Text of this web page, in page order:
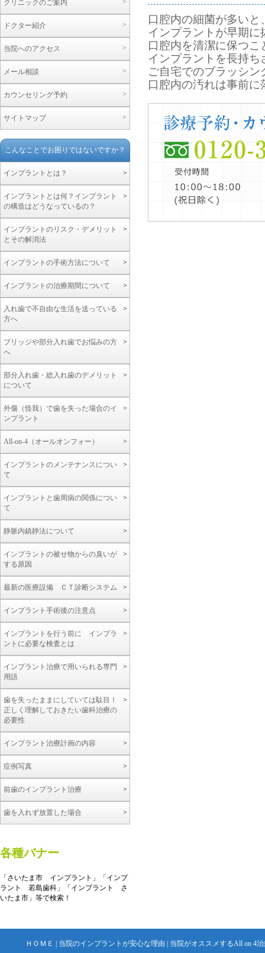
クリニックのご案内 >
ドクター紹介 >
当院へのアクセス >
メール相談 >
カウンセリング予約 >
サイトマップ >
こんなことでお困りではないですか？
インプラントとは？
インプラントとは何？インプラント
の構造はどうなっているの？
インプラントのリスク・デメリット
とその解消法
インプラントの手術方法について
インプラントの治療期間について
入れ歯で不自由な生活を送っている
方へ
ブリッジや部分入れ歯でお悩みの方
へ
部分入れ歯・総入れ歯のデメリット
について
外傷（怪我）で歯を失った場合のイ
ンプラント
All-on-4（オールオンフォー）
インプラントのメンテナンスについ
て
インプラントと歯周病の関係につい
て
静脈内鎮静法について
インプラントの被せ物からの臭いが
する原因
最新の医療設備 ＣＴ診断システム
インプラント手術後の注意点
インプラントを行う前に インプラ
ントに必要な検査とは
インプラント治療で用いられる専門
用語
歯を失ったままにしていては駄目！
正しく理解しておきたい歯科治療の
必要性
インプラント治療計画の内容
症例写真
前歯のインプラント治療
歯を入れず放置した場合
各種バナー
「さいたま市 インプラント」「インプ
ラント 若島歯科」「インプラント さ
いたま市」等で検索！
口腔内の細菌が多いと
インプラントが早期
口腔内を清潔に保つ
インプラントを長持
ご自宅でのブラッシン
口腔内の汚れは事前
ＨＯＭＥ 当院のインプラントが安心な理由 当院がオススメするAll on 4治